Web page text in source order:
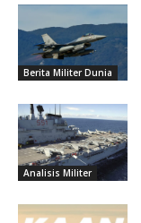
Berita Militer Dunia
Analisis Militer